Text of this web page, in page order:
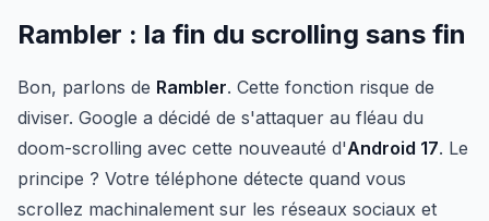
Rambler : la fin du scrolling sans fin
Bon, parlons de Rambler. Cette fonction risque de
diviser. Google a décidé de s'attaquer au fléau du
doom-scrolling avec cette nouveauté d'Android 17. Le
principe ? Votre téléphone détecte quand vous
scrollez machinalement sur les réseaux sociaux et